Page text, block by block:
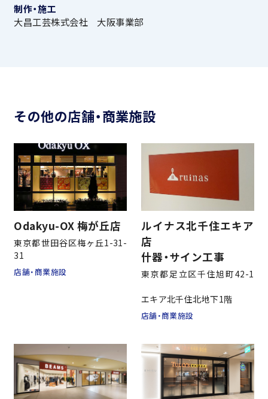
制作・施工
大昌工芸株式会社 大阪事業部
その他の店舗・商業施設
Odakyu-OX 梅が丘店
東京都世田谷区梅ヶ丘1-31-
31
店舗・商業施設
ルイナス北千住エキア
店
什器・サイン工事
東京都足立区千住旭町42-1
エキア北千住北地下1階
店舗・商業施設